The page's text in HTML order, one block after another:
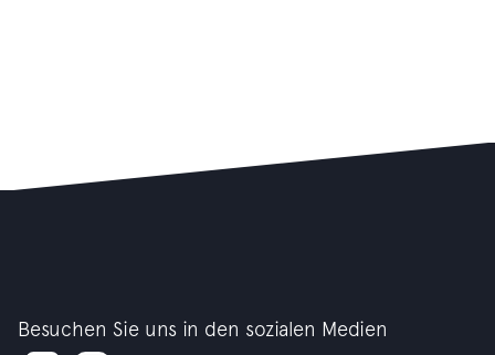
Besuchen Sie uns in den sozialen Medien